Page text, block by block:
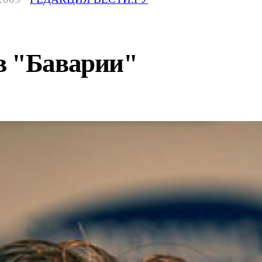
"Баварии"